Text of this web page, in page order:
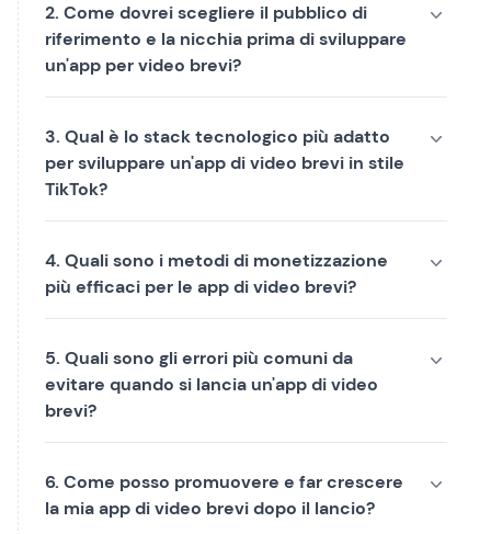
2. Come dovrei scegliere il pubblico di
riferimento e la nicchia prima di sviluppare
un'app per video brevi?
3. Qual è lo stack tecnologico più adatto
per sviluppare un'app di video brevi in stile
TikTok?
4. Quali sono i metodi di monetizzazione
più efficaci per le app di video brevi?
5. Quali sono gli errori più comuni da
evitare quando si lancia un'app di video
brevi?
6. Come posso promuovere e far crescere
la mia app di video brevi dopo il lancio?